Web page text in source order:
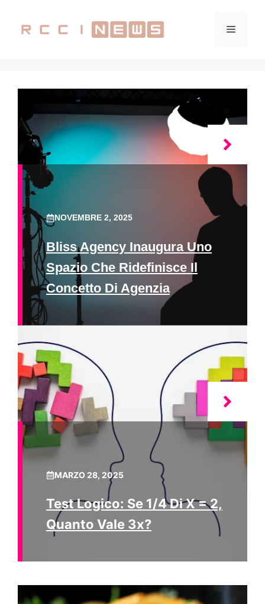
contenuto
Menu
NOVEMBRE 2, 2025
Bliss Agency Inaugura Uno
Spazio Che Ridefinisce Il
Concetto Di Agenzia
MARZO 28, 2025
Test Logico: Se 1/4 Di X = 2,
Quanto Vale 3x?